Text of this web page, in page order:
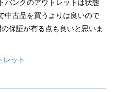
バンクのアウトレットは状態
中古品を買うよりは良いので
保証が有る点も良いと思いま
レット